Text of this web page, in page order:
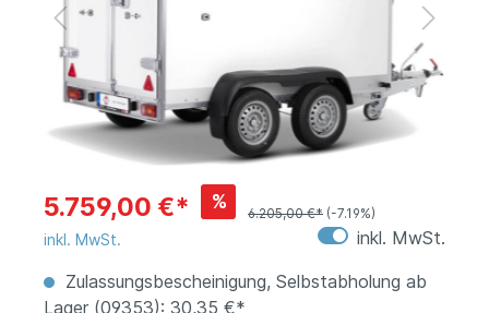
5.759,00 €* %
6.205,00 €* (-7.19%)
inkl. MwSt.
inkl. MwSt.
Zulassungsbescheinigung, Selbstabholung ab
Lager (09353): 30,35 €*